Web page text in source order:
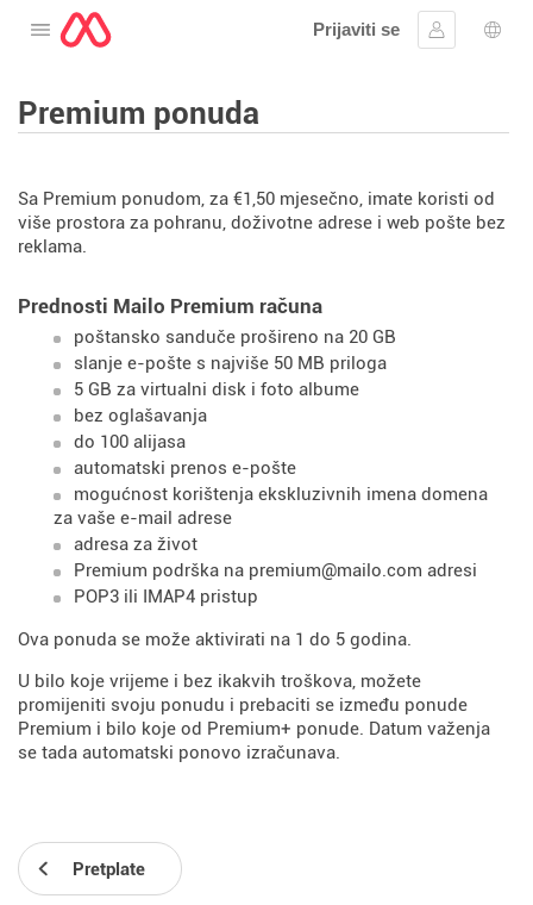
Otvorite meni
Prijaviti se
Prijavite se
Premium ponuda
Sa Premium ponudom, za €1,50 mjesečno, imate koristi od
više prostora za pohranu, doživotne adrese i web pošte bez
reklama.
Prednosti Mailo Premium računa
poštansko sanduče prošireno na 20 GB
slanje e-pošte s najviše 50 MB priloga
5 GB za virtualni disk i foto albume
bez oglašavanja
do 100 alijasa
automatski prenos e-pošte
mogućnost korištenja ekskluzivnih imena domena
za vaše e-mail adrese
adresa za život
Premium podrška na premium@mailo.com adresi
POP3 ili IMAP4 pristup
Ova ponuda se može aktivirati na 1 do 5 godina.
U bilo koje vrijeme i bez ikakvih troškova, možete
promijeniti svoju ponudu i prebaciti se između ponude
Premium i bilo koje od Premium+ ponude. Datum važenja
se tada automatski ponovo izračunava.
Pretplate